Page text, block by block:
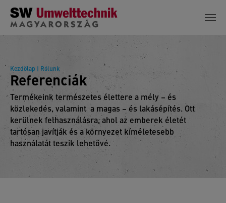
Skip to main content
Kezdőlap | Rólunk
Referenciák
Termékeink természetes élettere a mély – és
közlekedés, valamint a magas – és lakásépítés. Ott
kerülnek felhasználásra, ahol az emberek életét
tartósan javítják és a környezet kíméletesebb
használatát teszik lehetővé.